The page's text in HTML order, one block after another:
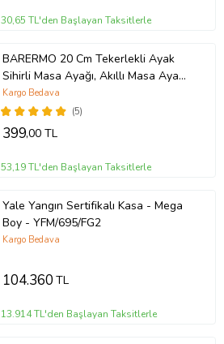
30,65 TL'den Başlayan Taksitlerle
BARERMO 20 Cm Tekerlekli Ayak
Sihirli Masa Ayağı, Akıllı Masa Ayağı,
Akıllı Sehpa Ayağı, Sihirli Sehpa
Ayağı
(5)
Kargo Bedava
399,00 TL
53,19 TL'den Başlayan Taksitlerle
Yale Yangın Sertifikalı Kasa - Mega
Boy - YFM/695/FG2
Kargo Bedava
104.360TL
13.914 TL'den Başlayan Taksitlerle